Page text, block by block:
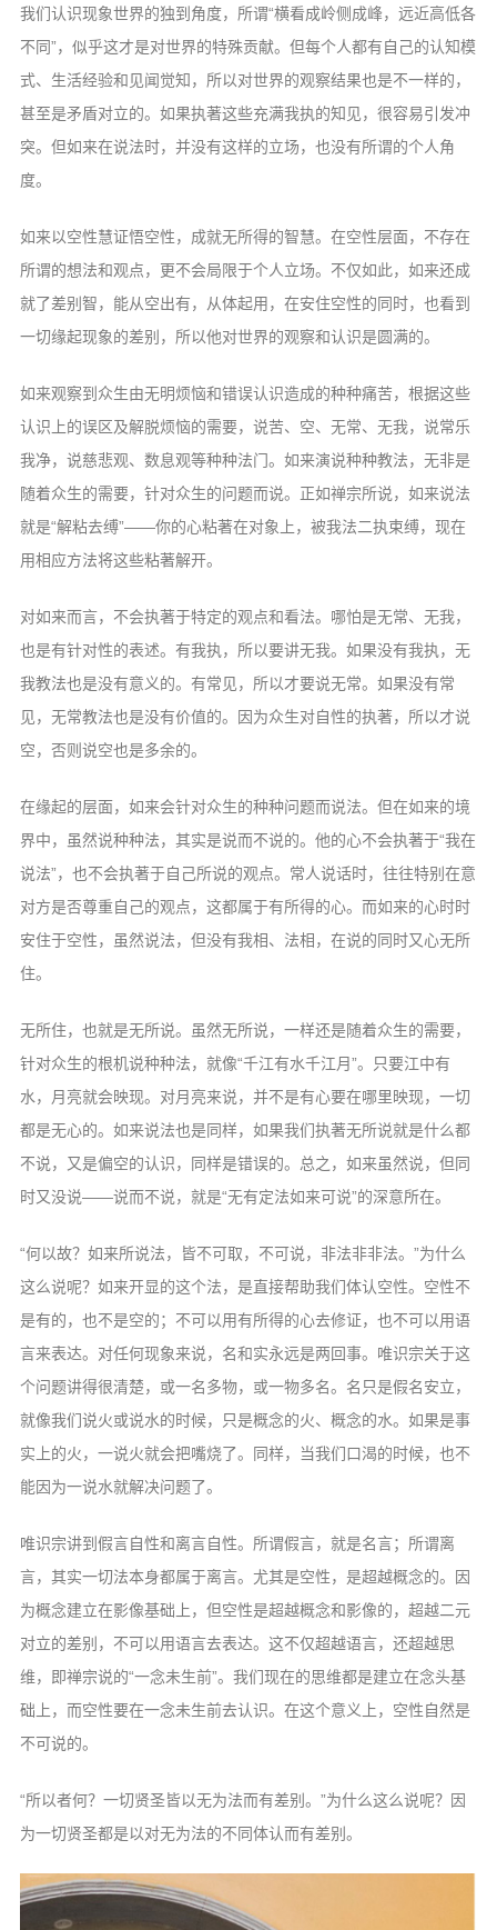
我们认识现象世界的独到角度，所谓“横看成岭侧成峰，远近高低各
不同”，似乎这才是对世界的特殊贡献。但每个人都有自己的认知模
式、生活经验和见闻觉知，所以对世界的观察结果也是不一样的，
甚至是矛盾对立的。如果执著这些充满我执的知见，很容易引发冲
突。但如来在说法时，并没有这样的立场，也没有所谓的个人角
度。
如来以空性慧证悟空性，成就无所得的智慧。在空性层面，不存在
所谓的想法和观点，更不会局限于个人立场。不仅如此，如来还成
就了差别智，能从空出有，从体起用， 在安住空性的同时，也看到
一切缘起现象的差别，所以他对世界的观察和认识是圆满的。
如来观察到众生由无明烦恼和错误认识造成的种种痛苦，根据这些
认识上的误区及解脱烦恼的需要，说苦、空、无常、无我， 说常乐
我净，说慈悲观、数息观等种种法门。 如来演说种种教法，无非是
随着众生的需要， 针对众生的问题而说。正如禅宗所说，如来说法
就是“解粘去缚”——你的心粘著在对象上，被我法二执束缚，现在
用相应方法将这些粘著解开。
对如来而言，不会执著于特定的观点和看法。哪怕是无常、无我，
也是有针对性的表述。有我执，所以要讲无我。如果没有我执，无
我教法也是没有意义的。有常见，所以才要说无常。如果没有常
见，无常教法也是没有价值的。因为众生对自性的执著，所以才说
空，否则说空也是多余的。
在缘起的层面，如来会针对众生的种种问题而说法。但在如来的境
界中，虽然说种种法，其实是说而不说的。他的心不会执著于“我在
说法”，也不会执著于自己所说的观点。常人说话时，往往特别在意
对方是否尊重自己的观点，这都属于有所得的心。而如来的心时时
安住于空性，虽然说法，但没有我相、法相，在说的同时又心无所
住。
无所住，也就是无所说。虽然无所说， 一样还是随着众生的需要，
针对众生的根机说种种法，就像“千江有水千江月”。只要江中有
水，月亮就会映现。对月亮来说，并不是有心要在哪里映现，一切
都是无心的。 如来说法也是同样，如果我们执著无所说就是什么都
不说，又是偏空的认识，同样是错误的。总之，如来虽然说，但同
时又没说——说而不说，就是“无有定法如来可说”的深意所在。
“何以故？如来所说法，皆不可取，不可说，非法非非法。”为什么
这么说呢？如来开显的这个法，是直接帮助我们体认空性。 空性不
是有的，也不是空的；不可以用有所得的心去修证，也不可以用语
言来表达。对任何现象来说，名和实永远是两回事。 唯识宗关于这
个问题讲得很清楚，或一名多物， 或一物多名。名只是假名安立，
就像我们说火或说水的时候，只是概念的火、概念的水。 如果是事
实上的火，一说火就会把嘴烧了。
同样，当我们口渴的时候，也不
能因为一说水就解决问题了。
唯识宗讲到假言自性和离言自性。所谓假言，就是名言；所谓离
言，其实一切法本身都属于离言。尤其是空性，是超越概念的。
因
为概念建立在影像基础上，但空性是超越概念和影像的，超越二元
对立的差别，不可以用语言去表达。这不仅超越语言，还超越思
维，即禅宗说的“一念未生前”。我们现在的思维都是建立在念头基
础上，而空性要在一念未生前去认识。在这个意义上，空性自然是
不可说的。
“所以者何？一切贤圣皆以无为法而有差别。”为什么这么说呢？因
为一切贤圣都是以对无为法的不同体认而有差别。